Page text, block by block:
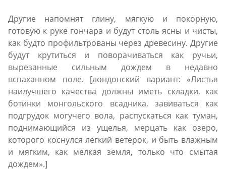
Другие напомнят глину, мягкую и покорную,
готовую к руке гончара и будут столь ясны и чисты,
как будто профильтрованы через древесину. Другие
будут крутиться и поворачиваться как ручьи,
вырезанные сильным дождем в недавно
вспаханном поле. [лондонский вариант: «Листья
наилучшего качества должны иметь складки, как
ботинки монгольского всадника, завиваться как
подгрудок могучего вола, распускаться как туман,
поднимающийся из ущелья, мерцать как озеро,
которого коснулся легкий ветерок, и быть влажным
и мягким, как мелкая земля, только что смытая
дождем».]